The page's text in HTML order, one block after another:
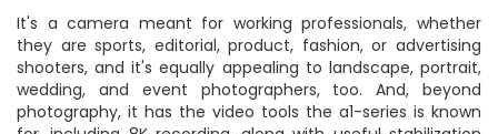
It's a camera meant for working professionals, whether
they are sports, editorial, product, fashion, or advertising
shooters, and it's equally appealing to landscape, portrait,
wedding, and event photographers, too. And, beyond
photography, it has the video tools the a1-series is known